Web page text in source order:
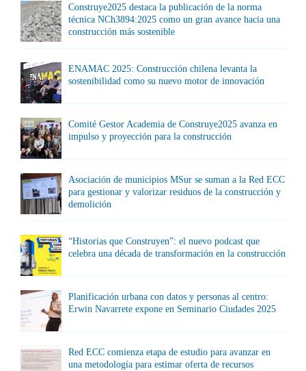
Construye2025 destaca la publicación de la norma
técnica NCh3894:2025 como un gran avance hacia una
construcción más sostenible
ENAMAC 2025: Construcción chilena levanta la
sostenibilidad como su nuevo motor de innovación
Comité Gestor Academia de Construye2025 avanza en
impulso y proyección para la construcción
Asociación de municipios MSur se suman a la Red ECC
para gestionar y valorizar residuos de la construcción y
demolición
“Historias que Construyen”: el nuevo podcast que
celebra una década de transformación en la construcción
Planificación urbana con datos y personas al centro:
Erwin Navarrete expone en Seminario Ciudades 2025
Red ECC comienza etapa de estudio para avanzar en
una metodología para estimar oferta de recursos